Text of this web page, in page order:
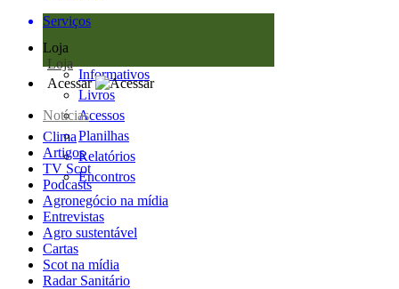
Serviços
Loja
Loja
Informativos
Livros
Acessos
Planilhas
Relatórios
Encontros
Acessar
Notícias
Clima
Artigos
TV Scot
Podcasts
Agronegócio na mídia
Entrevistas
Agro sustentável
Cartas
Scot na mídia
Radar Sanitário